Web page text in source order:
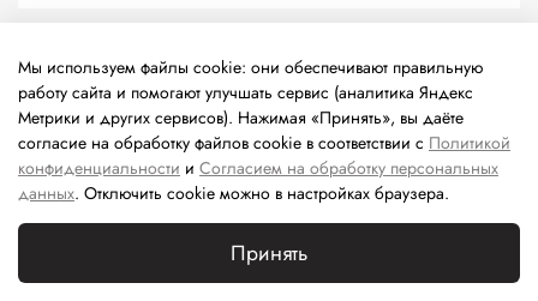
технологии
(информационные технологии предоставления
информации на основе сбора, систематизации и анализа
сведений, относящихся к предпочтениям пользователей сети
«Интернет», находящихся на территории Российской
Федерации).
Мы используем файлы cookie: они обеспечивают правильную
работу сайта и помогают улучшать сервис (аналитика Яндекс
Метрики и других сервисов). Нажимая «Принять», вы даёте
согласие на обработку файлов cookie в соответствии с Политикой
конфиденциальности и Согласием на обработку персональных
данных. Отключить cookie можно в настройках браузера.
Принять